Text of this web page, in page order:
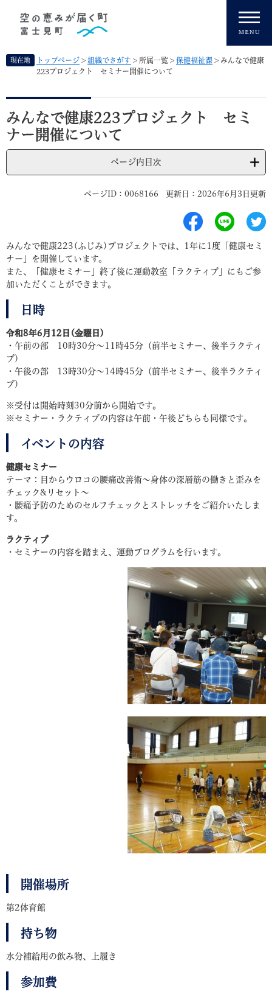
先
す
現在地 トップページ > 組織でさがす > 所属一覧 > 保健福祉課 > みんなで健康
223プロジェクト セミナー開催について
本
文
みんなで健康223プロジェクト セミ
ナー開催について
ページ内目次
ページID：0068166 更新日：2026年6月3日更新
みんなで健康223(ふじみ)プロジェクトでは、1年に1度「健康セミ
ナー」を開催しています。
また、「健康セミナー」終了後に運動教室「ラクティブ」にもご参
加いただくことができます。
日時
令和8年6月12日(金曜日)
・午前の部 10時30分～11時45分（前半セミナー、後半ラクティ
ブ)
・午後の部 13時30分～14時45分（前半セミナー、後半ラクティ
ブ) ​
※受付は開始時刻30分前から開始です。
※セミナー・ラクティブの内容は午前・午後どちらも同様です。
イベントの内容
健康セミナー
テーマ：目からウロコの腰痛改善術～身体の深層筋の働きと歪みを
チェック&リセット～
・腰痛予防のためのセルフチェックとストレッチをご紹介いたしま
す。
ラクティブ
・セミナーの内容を踏まえ、運動プログラムを行います。
開催場所
第2体育館
持ち物
水分補給用の飲み物、上履き
参加費